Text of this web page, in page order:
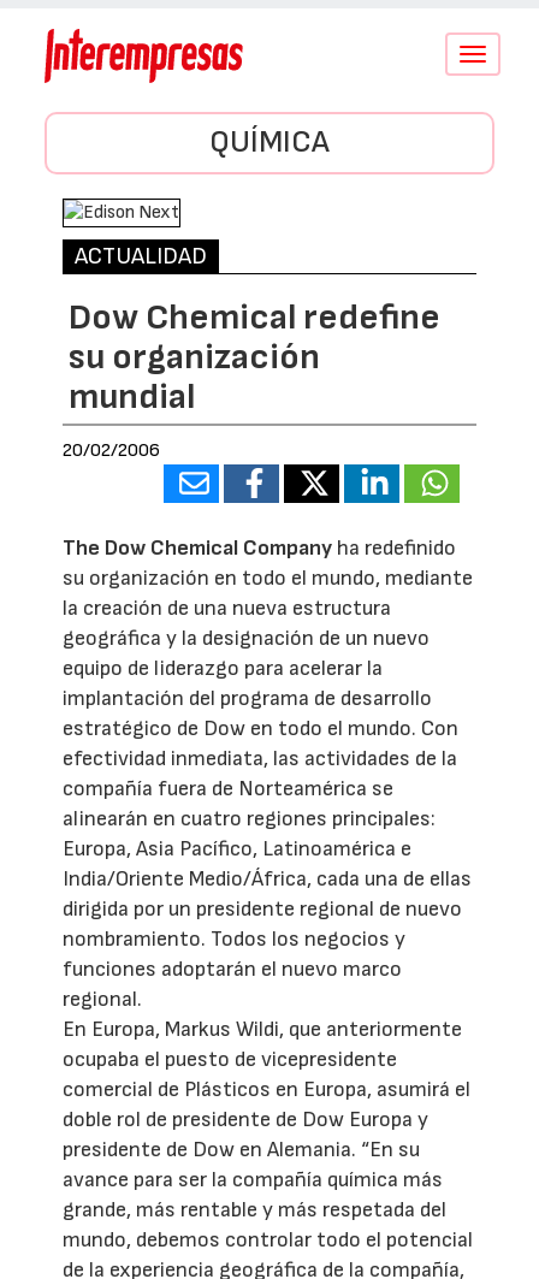
Conmutar
QUÍMICA
ACTUALIDAD
Dow Chemical redefine
su organización
mundial
20/02/2006
The Dow Chemical Company ha redefinido
su organización en todo el mundo, mediante
la creación de una nueva estructura
geográfica y la designación de un nuevo
equipo de liderazgo para acelerar la
implantación del programa de desarrollo
estratégico de Dow en todo el mundo. Con
efectividad inmediata, las actividades de la
compañía fuera de Norteamérica se
alinearán en cuatro regiones principales:
Europa, Asia Pacífico, Latinoamérica e
India/Oriente Medio/África, cada una de ellas
dirigida por un presidente regional de nuevo
nombramiento. Todos los negocios y
funciones adoptarán el nuevo marco
regional.
En Europa, Markus Wildi, que anteriormente
ocupaba el puesto de vicepresidente
comercial de Plásticos en Europa, asumirá el
doble rol de presidente de Dow Europa y
presidente de Dow en Alemania. “En su
avance para ser la compañía química más
grande, más rentable y más respetada del
mundo, debemos controlar todo el potencial
de la experiencia geográfica de la compañía,